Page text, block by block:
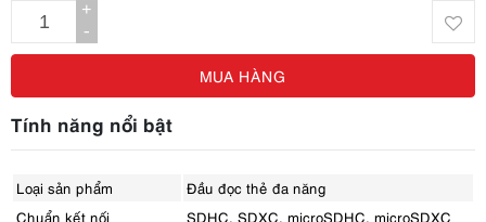
+
-
MUA HÀNG
Tính năng nổi bật
Loại sản phẩm
Đầu đọc thẻ đa năng
Chuẩn kết nối
SDHC, SDXC, microSDHC, microSDXC